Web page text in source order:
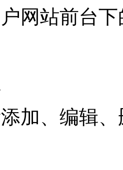
网站前台
加、编辑